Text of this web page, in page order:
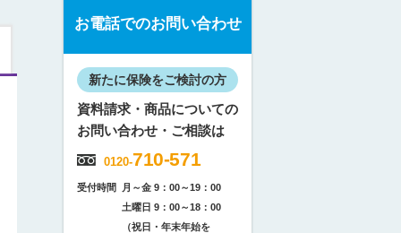
お電話でのお問い合わせ
新たに保険をご検討の方
資料請求・商品についての
お問い合わせ・ご相談は
0120-710-571
受付時間
月～金 9：00～19：00
土曜日 9：00～18：00
（祝日・年末年始を